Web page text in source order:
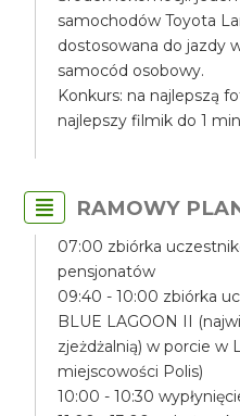
samochodów Toyota
dostosowana do jazdy
samocód osobowy.
Konkurs: na najlepszą
najlepszy filmik do 1
RAMOWY
07:00 zbiórka
pensjonatów
09:40 - 10:00 zbiórka
BLUE LAGOON II
zjeżdżalnią) w porcie w
miejscowości Polis)
10:00 - 10:30